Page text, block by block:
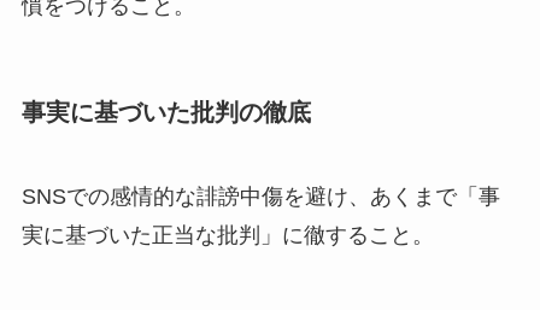
慣をつけること。
事実に基づいた批判の徹底
SNSでの感情的な誹謗中傷を避け、あくまで「事
実に基づいた正当な批判」に徹すること。